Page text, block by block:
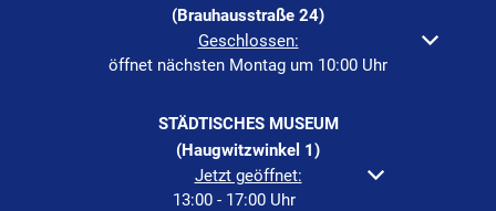
(Brauhausstraße 24)
Klicken, um weitere Öffnungs- oder Schließzeiten
Geschlossen:
öffnet nächsten Montag um 10:00 Uhr
STÄDTISCHES MUSEUM
(Haugwitzwinkel 1)
Klicken, um weitere Öffnungs- oder Schließzeiten
Jetzt geöffnet:
13:00 - 17:00 Uhr